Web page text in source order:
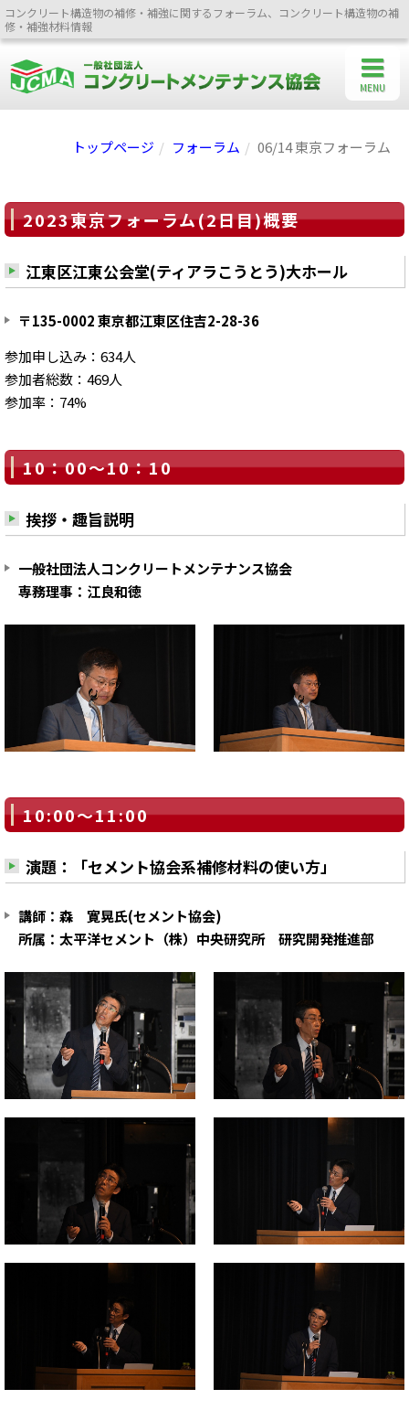
コンクリート構造物の補修・補強に関するフォーラム、コンクリート構造物の補
修・補強材料情報
トップページ フォーラム 06/14 東京フォーラム
2023東京フォーラム(2日目)概要
江東区江東公会堂(ティアラこうとう)大ホール
〒135-0002 東京都江東区住吉2-28-36
参加申し込み：634人
参加者総数：469人
参加率：74%
10：00～10：10
挨拶・趣旨説明
一般社団法人コンクリートメンテナンス協会
専務理事：江良和徳
10:00～11:00
演題：「セメント協会系補修材料の使い方」
講師：森 寛晃氏(セメント協会)
所属：太平洋セメント（株）中央研究所 研究開発推進部
MENU